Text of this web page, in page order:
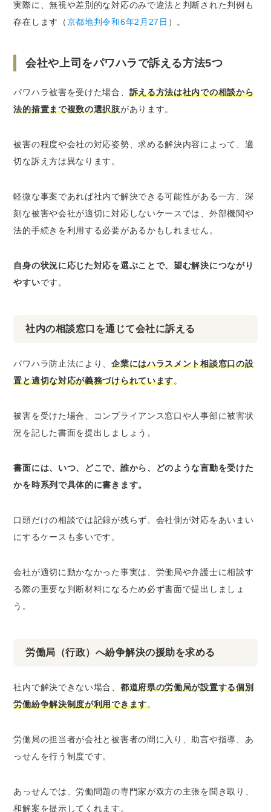
実際に、無視や差別的な対応のみで違法と判断された判例も
存在します（京都地判令和6年2月27日 ）。
会社や上司をパワハラで訴える方法5つ
パワハラ被害を受けた場合、 訴える方法は社内での相談から
法的措置まで複数の選択肢があります。
被害の程度や会社の対応姿勢、求める解決内容によって、適
切な訴え方は異なります。
軽微な事案であれば社内で解決できる可能性がある一方、深
刻な被害や会社が適切に対応しないケースでは、外部機関や
法的手続きを利用する必要があるかもしれません。
自身の状況に応じた対応を選ぶことで、望む解決につながり
やすいです。
社内の相談窓口を通じて会社に訴える
パワハラ防止法により、企業にはハラスメント相談窓口の設
置と適切な対応が義務づけられています。
被害を受けた場合、コンプライアンス窓口や人事部に被害状
況を記した書面を提出しましょう。
書面には、いつ、どこで、誰から、どのような言動を受けた
かを時系列で具体的に書きます。
口頭だけの相談では記録が残らず、会社側が対応をあいまい
にするケースも多いです。
会社が適切に動かなかった事実は、労働局や弁護士に相談す
る際の重要な判断材料になるため必ず書面で提出しましょ
う。
労働局（行政）へ紛争解決の援助を求める
社内で解決できない場合、 都道府県の労働局が設置する個別
労働紛争解決制度が利用できます。
労働局の担当者が会社と被害者の間に入り、助言や指導、あ
っせんを行う制度です。
あっせんでは、労働問題の専門家が双方の主張を聞き取り、
和解案を提示してくれます。